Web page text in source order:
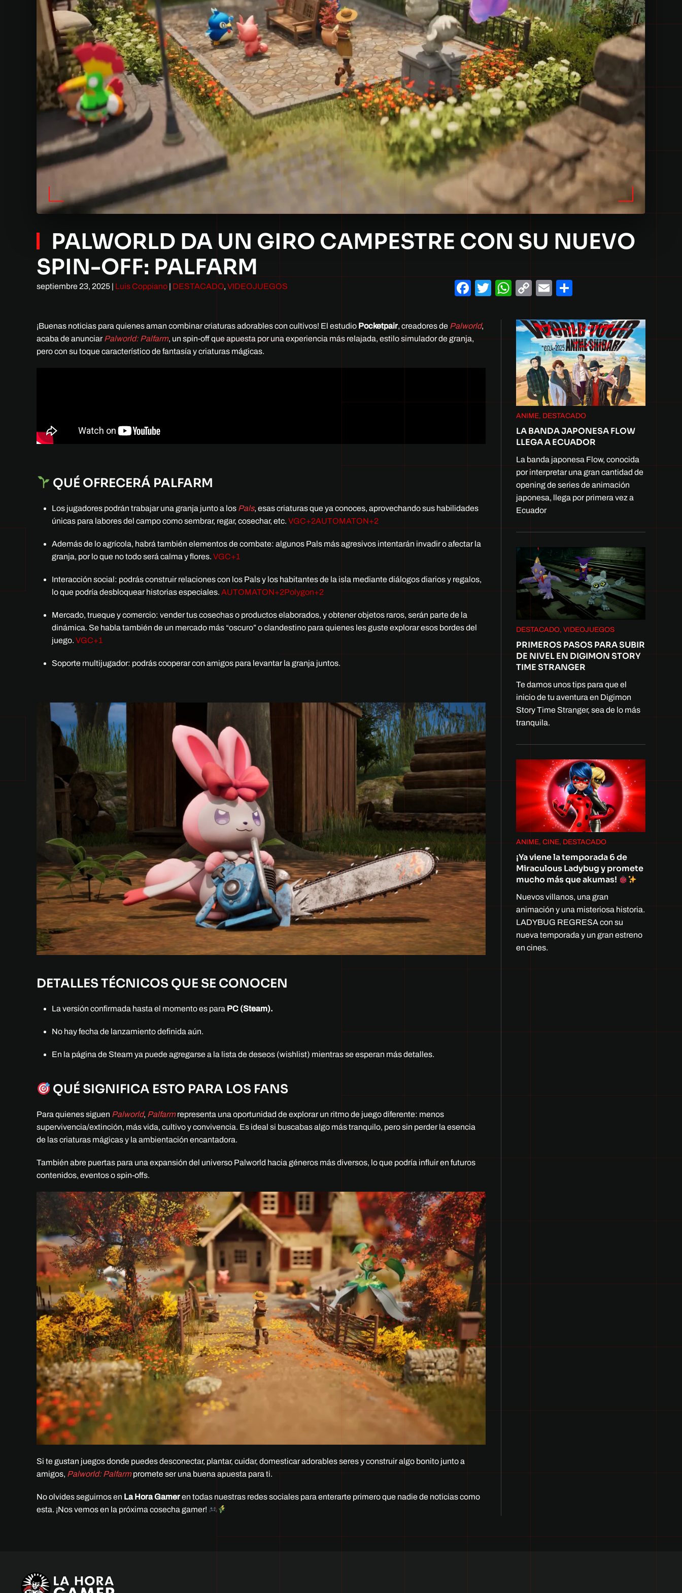
PALWORLD DA UN GIRO CAMPESTRE CON SU NUEVO
SPIN-OFF: PALFARM
septiembre 23, 2025 | Luis Coppiano | DESTACADO, VIDEOJUEGOS Facebook
Twitter
WhatsApp
CopyEmail
¡Buenas noticias para quienes aman combinar criaturas adorables con cultivos! El estudio Pocketpair, creadores de Palworld,
acaba de anunciarPalworld: Palfarm, un spin-off que apuesta por una experiencia más relajada, estilo simulador de granja,
pero con su toque característico de fantasía y criaturas mágicas.
QUÉ OFRECERÁ PALFARM
Los jugadores podrán trabajar una granja junto a los Pals, esas criaturas que ya conoces, aprovechando sus habilidades
únicas para labores del campo como sembrar, regar, cosechar, etc. VGC+2AUTOMATON+2
Además de lo agrícola, habrá también elementos de combate: algunos Pals más agresivos intentarán invadir o afectar la
granja, por lo que no todo será calma y flores. VGC+1
Interacción social: podrás construir relaciones con los Pals y los habitantes de la isla mediante diálogos diarios y regalos,
lo que podría desbloquear historias especiales. AUTOMATON+2Polygon+2
Mercado, trueque y comercio: vender tus cosechas o productos elaborados, y obtener objetos raros, serán parte de la
dinámica. Se habla también de un mercado más “oscuro” o clandestino para quienes les guste explorar esos bordes del
juego. VGC+1
Soporte multijugador: podrás cooperar con amigos para levantar la granja juntos.
DETALLES TÉCNICOS QUE SE CONOCEN
La versión confirmada hasta el momento es para PC (Steam).
No hay fecha de lanzamiento definida aún.
En la página de Steam ya puede agregarse a la lista de deseos (wishlist) mientras se esperan más detalles.
QUÉ SIGNIFICA ESTO PARA LOS FANS
Para quienes siguen Palworld, Palfarmrepresenta una oportunidad de explorar un ritmo de juego diferente: menos
supervivencia/extinción, más vida, cultivo y convivencia. Es ideal si buscabas algo más tranquilo, pero sin perder la esencia
de las criaturas mágicas y la ambientación encantadora.
También abre puertas para una expansión del universo Palworld hacia géneros más diversos, lo que podría influir en futuros
contenidos, eventos o spin-offs.
Si te gustan juegos donde puedes desconectar, plantar, cuidar, domesticar adorables seres y construir algo bonito junto a
amigos, Palworld: Palfarmpromete ser una buena apuesta para ti.
No olvides seguirnos en La Hora Gameren todas nuestras redes sociales para enterarte primero que nadie de noticias como
esta. ¡Nos vemos en la próxima cosecha gamer!
ANIME, DESTACADO
LA BANDA JAPONESA FLOW
LLEGA A ECUADOR
La banda japonesa Flow, conocida
por interpretar una gran cantidad de
opening de series de animación
japonesa, llega por primera vez a
Ecuador
DESTACADO, VIDEOJUEGOS
PRIMEROS PASOS PARA SUBIR
DE NIVEL EN DIGIMON STORY
TIME STRANGER
Te damos unos tips para que el
inicio de tu aventura en Digimon
Story Time Stranger, sea de lo más
tranquila.
ANIME, CINE, DESTACADO
¡Ya viene la temporada 6 de
Miraculous Ladybug y promete
mucho más que akumas!
Nuevos villanos, una gran
animación y una misteriosa historia.
LADYBUG REGRESA con su
nueva temporada y un gran estreno
en cines.